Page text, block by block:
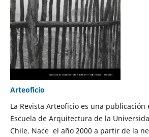
Arteoficio
La Revista Arteoficio es una publicación
Escuela de Arquitectura de la
Chile. Nace el año 2000 a partir de la